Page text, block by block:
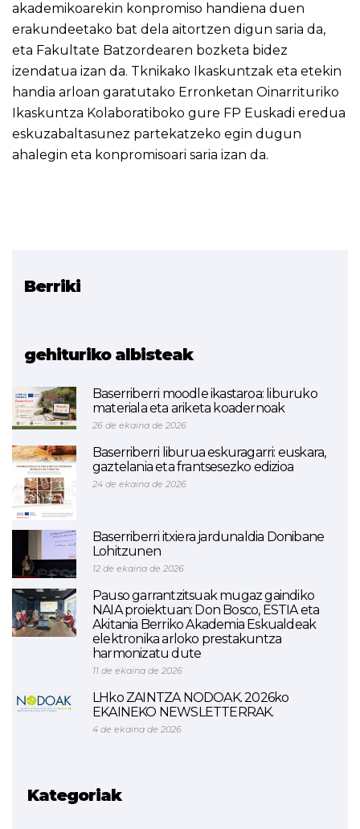
akademikoarekin konpromiso handiena duen
erakundeetako bat dela aitortzen digun saria da,
eta Fakultate Batzordearen bozketa bidez
izendatua izan da. Tknikako Ikaskuntzak eta etekin
handia arloan garatutako Erronketan Oinarrituriko
Ikaskuntza Kolaboratiboko gure FP Euskadi eredua
eskuzabaltasunez partekatzeko egin dugun
ahalegin eta konpromisoari saria izan da.
Berriki
gehituriko albisteak
Baserriberri moodle ikastaroa: liburuko
materiala eta ariketa koadernoak
26 de ekaina de 2026
Baserriberri liburua eskuragarri: euskara,
gaztelania eta frantsesezko edizioa
24 de ekaina de 2026
Baserriberri itxiera jardunaldia Donibane
Lohitzunen
12 de ekaina de 2026
Pauso garrantzitsuak mugaz gaindiko
NAIA proiektuan: Don Bosco, ESTIA eta
Akitania Berriko Akademia Eskualdeak
elektronika arloko prestakuntza
harmonizatu dute
11 de ekaina de 2026
LHko ZAINTZA NODOAK. 2026ko
EKAINEKO NEWSLETTERRAK.
4 de ekaina de 2026
Kategoriak